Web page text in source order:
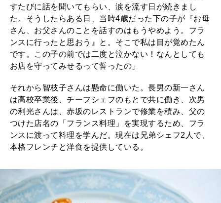
すたびに話を聞いてもらい、涙を流す日が続きまし
た。そうしたらある日、当時4歳だった下の子が『お母
さん、お父さんのことを話すのはもうやめよう。フラ
ンスに行ったと思おう』と。そこで私は目が覚めたん
です。この子の前では二度と泣かない！なんとしても
お店を守ってみせるって誓ったの」
それから智枝子さんは懸命に働いた。長男の新一さん
は高校卒業後、チーフシェフのもとで共に働き、次男
の利光さんは、赤坂のレストランで修業を積み、父の
つけた店名の「フランス料理」を実現するため、フラ
ンスに渡って料理を学んだ。現在は兄弟シェフ2人で、
本格フレンチと洋食を提供している。